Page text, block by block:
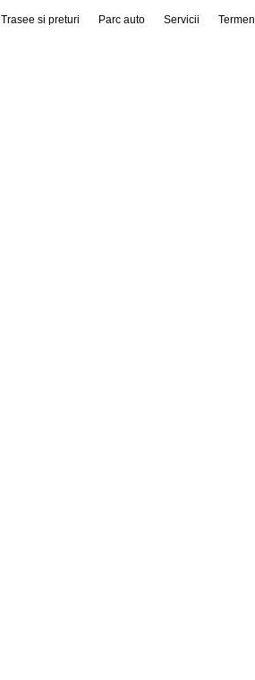
Trasee si preturi Parc auto Servicii